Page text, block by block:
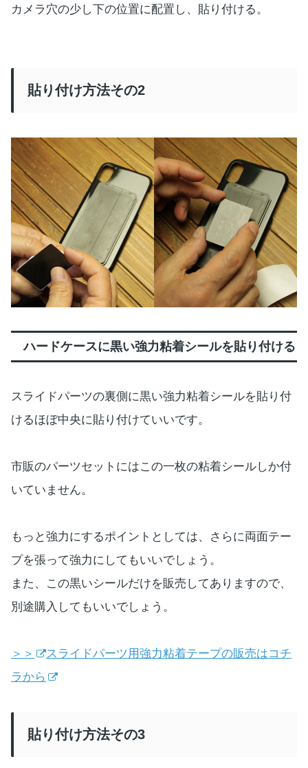
カメラ穴の少し下の位置に配置し、貼り付ける。
貼り付け方法その2
ハードケースに黒い強力粘着シールを貼り付ける
スライドパーツの裏側に黒い強力粘着シールを貼り付
けるほぼ中央に貼り付けていいです。
市販のパーツセットにはこの一枚の粘着シールしか付
いていません。
もっと強力にするポイントとしては、さらに両面テー
プを張って強力にしてもいいでしょう。
また、この黒いシールだけを販売してありますので、
別途購入してもいいでしょう。
＞＞
スライドパーツ用強力粘着テープの販売はコチ
ラから
貼り付け方法その3